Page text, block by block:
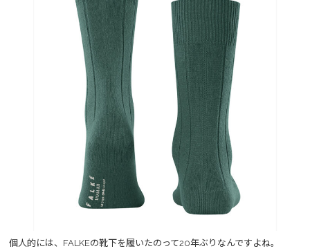
個人的には、FALKEの靴下を履いたのって20年ぶりなんですよね。